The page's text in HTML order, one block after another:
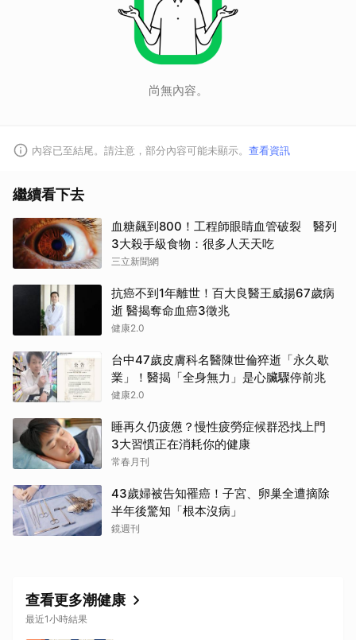
尚無內容。
內容已至結尾。請注意，部分內容可能未顯示。 查看資訊
繼續看下去
血糖飆到800！工程師眼睛血管破裂 醫列
3大殺手級食物：很多人天天吃
三立新聞網
抗癌不到1年離世！百大良醫王威揚67歲病
逝 醫揭奪命血癌3徵兆
健康2.0
台中47歲皮膚科名醫陳世倫猝逝「永久歇
業」！醫揭「全身無力」是心臟驟停前兆
健康2.0
睡再久仍疲憊？慢性疲勞症候群恐找上門
3大習慣正在消耗你的健康
常春月刊
43歲婦被告知罹癌！子宮、卵巢全遭摘除
半年後驚知「根本沒病」
鏡週刊
查看更多潮健康
最近1小時結果